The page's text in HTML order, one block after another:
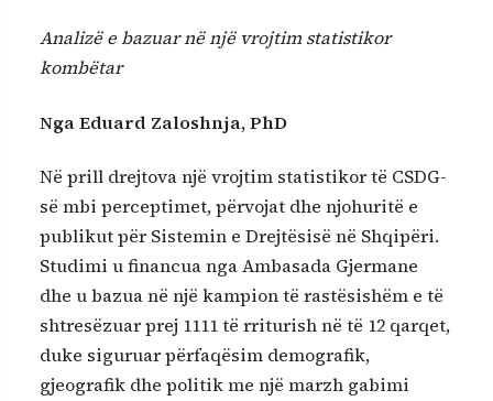
Analizë e bazuar në një vrojtim statistikor
kombëtar
Nga Eduard Zaloshnja, PhD
Në prill drejtova një vrojtim statistikor të CSDG-
së mbi perceptimet, përvojat dhe njohuritë e
publikut për Sistemin e Drejtësisë në Shqipëri.
Studimi u financua nga Ambasada Gjermane
dhe u bazua në një kampion të rastësishëm e të
shtresëzuar prej 1111 të rriturish në të 12 qarqet,
duke siguruar përfaqësim demografik,
gjeografik dhe politik me një marzh gabimi